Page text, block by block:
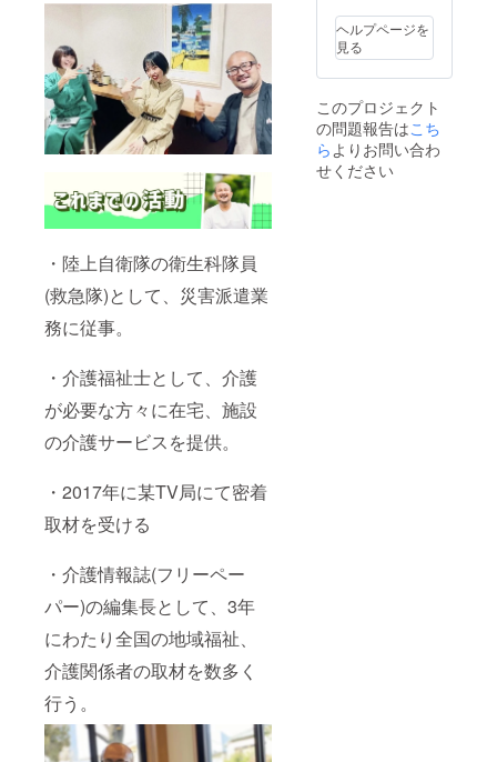
・陸上自衛隊の衛生科隊員
(救急隊)として、災害派遣業
務に従事。
・介護福祉士として、介護
が必要な方々に在宅、施設
の介護サービスを提供。
・2017年に某TV局にて密着
取材を受ける
・介護情報誌(フリーペー
パー)の編集長として、3年
にわたり全国の地域福祉、
介護関係者の取材を数多く
行う。
ヘルプページを
見る
このプロジェクト
の問題報告はこち
らよりお問い合わ
せください